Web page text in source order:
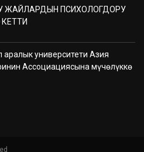
ЖАЙЛАРДЫН ПСИХОЛОГДОРУ
КЕТТИ
аралык университети Азия
Ассоциациясына мүчөлүккө